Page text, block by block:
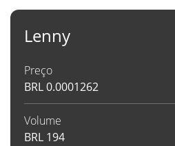
Lenny
Preço
BRL0.0001262
Volume
BRL 194